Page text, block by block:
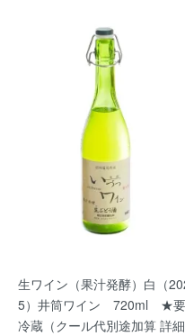
生ワイン（果汁発酵）白（
5）井筒ワイン 720ml ★要
冷蔵（クール代別途加算 詳細